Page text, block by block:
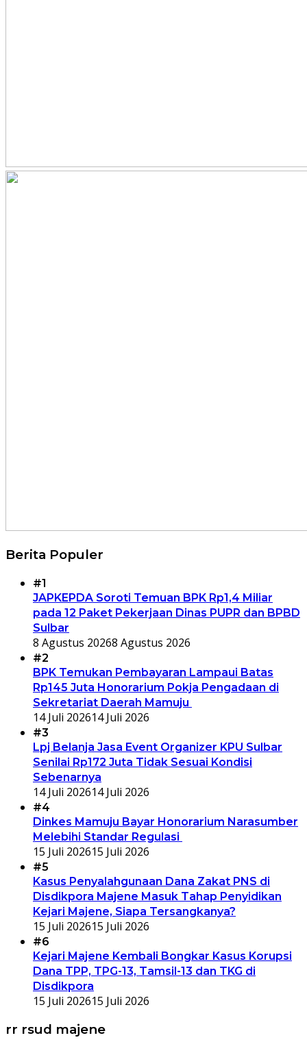
Berita Populer
#1
JAPKEPDA Soroti Temuan BPK Rp1,4 Miliar
pada 12 Paket Pekerjaan Dinas PUPR dan BPBD
Sulbar
8 Agustus 20268 Agustus 2026
#2
BPK Temukan Pembayaran Lampaui Batas
Rp145 Juta Honorarium Pokja Pengadaan di
Sekretariat Daerah Mamuju
14 Juli 202614 Juli 2026
#3
Lpj Belanja Jasa Event Organizer KPU Sulbar
Senilai Rp172 Juta Tidak Sesuai Kondisi
Sebenarnya
14 Juli 202614 Juli 2026
#4
Dinkes Mamuju Bayar Honorarium Narasumber
Melebihi Standar Regulasi
15 Juli 202615 Juli 2026
#5
Kasus Penyalahgunaan Dana Zakat PNS di
Disdikpora Majene Masuk Tahap Penyidikan
Kejari Majene, Siapa Tersangkanya?
15 Juli 202615 Juli 2026
#6
Kejari Majene Kembali Bongkar Kasus Korupsi
Dana TPP, TPG-13, Tamsil-13 dan TKG di
Disdikpora
15 Juli 202615 Juli 2026
rr rsud majene